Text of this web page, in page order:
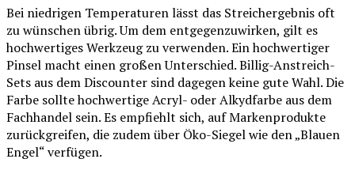
Bei niedrigen Temperaturen lässt das Streichergebnis oft
zu wünschen übrig. Um dem entgegenzuwirken, gilt es
hochwertiges Werkzeug zu verwenden. Ein hochwertiger
Pinsel macht einen großen Unterschied. Billig-Anstreich-
Sets aus dem Discounter sind dagegen keine gute Wahl. Die
Farbe sollte hochwertige Acryl- oder Alkydfarbe aus dem
Fachhandel sein. Es empfiehlt sich, auf Markenprodukte
zurückgreifen, die zudem über Öko-Siegel wie den „Blauen
Engel“ verfügen.